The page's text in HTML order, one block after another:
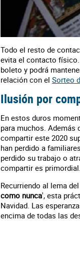
Todo el resto de
evita el contacto
boleto y podrá
relación con el Sorteo
Ilusión por
En estos duros
para muchos. Además
compartir este 2020
han perdido a
perdido su trabajo o
compartir es primordial.
Recurriendo al lema del
como nunca', esta
Navidad. Las
encima de todas las